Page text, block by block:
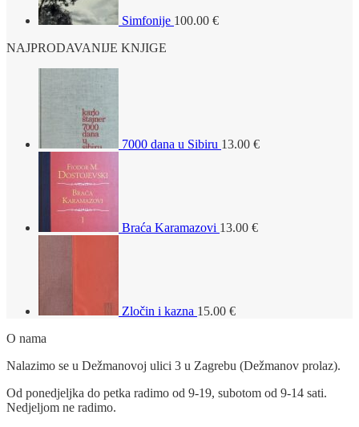
Simfonije 100.00 €
NAJPRODAVANIJE KNJIGE
7000 dana u Sibiru 13.00 €
Braća Karamazovi 13.00 €
Zločin i kazna 15.00 €
O nama
Nalazimo se u Dežmanovoj ulici 3 u Zagrebu (Dežmanov prolaz).
Od ponedjeljka do petka radimo od 9-19, subotom od 9-14 sati.
Nedjeljom ne radimo.